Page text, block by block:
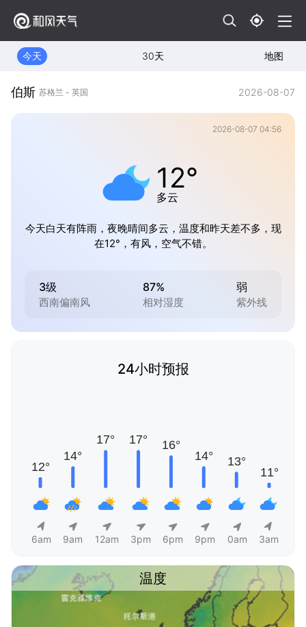
今天 30天 地图
伯斯 苏格兰 - 英国 2026-08-07
2026-08-07 04:56
12°
多云
今天白天有阵雨，夜晚晴间多云，温度和昨天差不多，现
在12°，有风，空气不错。
3级
西南偏南风
87%
相对湿度
弱
紫外线
24小时预报
6am 9am 12am 3pm 6pm 9pm 0am 3am
温度